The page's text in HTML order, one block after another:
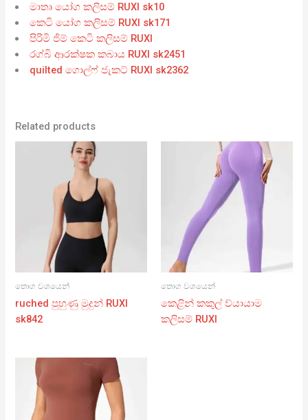
මාතෘ යෝග කලිසම් RUXI sk10
කෙටි යෝග කලිසම් RUXI sk171
පිරිමි ජිම් කෙටි කලිසම් RUXI
රග්බි ආරක්ෂක කබාය RUXI sk2451
quilted ගොල්ෆ් ජැකට් RUXI sk2362
Related products
තොග වශයෙන්
ruched පුහුණු මුදුන් RUXI
sk842
තොග වශයෙන්
කෙළින් කකුල් ව්යායාම
කලිසම් RUXI